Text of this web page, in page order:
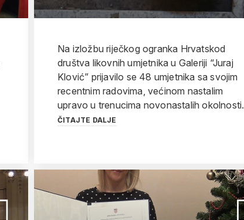
Na izložbu riječkog ogranka Hrvatskod
društva likovnih umjetnika u Galeriji “Juraj
Klović” prijavilo se 48 umjetnika sa svojim
recentnim radovima, većinom nastalim
upravo u trenucima novonastalih okolnosti.
ČITAJTE DALJE